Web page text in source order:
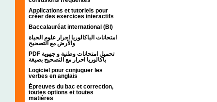
Applications et tutoriels pour
créer des exercices interactifs
Baccalauréat international (BI)
امتحانات الباكالوريا احرار علوم الحياة
والأرض مع التصحيح
PDF تحميل امتحانات وطنية و جهوية
باكالوريا احرار مع التصحيح بصيغة
Logiciel pour conjuguer les
verbes en anglais
Épreuves du bac et correction,
toutes options et toutes
matières